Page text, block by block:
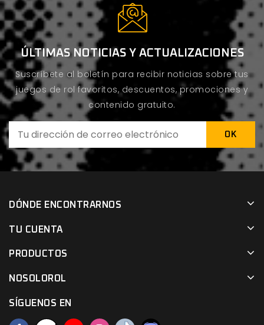
ÚLTIMAS NOTICIAS Y ACTUALIZACIONES
Suscríbete al boletín para recibir noticias sobre tus
juegos de rol favoritos, descuentos, promociones y
contenido gratuito.
DÓNDE ENCONTRARNOS
TU CUENTA
PRODUCTOS
NOSOLOROL
SÍGUENOS EN